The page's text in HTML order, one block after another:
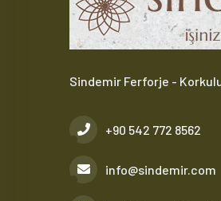
Sindemir Ferforje -
+90 542 772 8562
info@sindemir.com